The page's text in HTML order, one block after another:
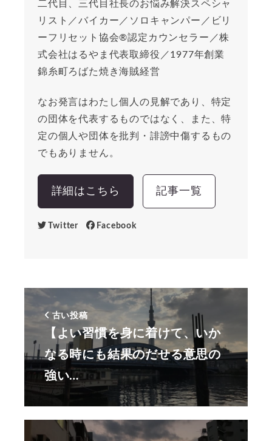
二代目、三代目社長のお悩み解決スペシャ
リスト／バイカー／ソロキャンパー／ビリ
ーフリセット協会®︎認定カウンセラー／株
式会社はるやま代表取締役／1977年創業
錦糸町ろばた焼き海賊経営
なお発言はわたし個人の見解であり、特定
の団体を代表するものではなく、また、特
定の個人や団体を批判・誹謗中傷するもの
でもありません。
詳細はこちら 記事一覧
Twitter Facebook
古い投稿
【よい習慣を身に着けて、いか
なる時にも結果のだせる意思の
強い…